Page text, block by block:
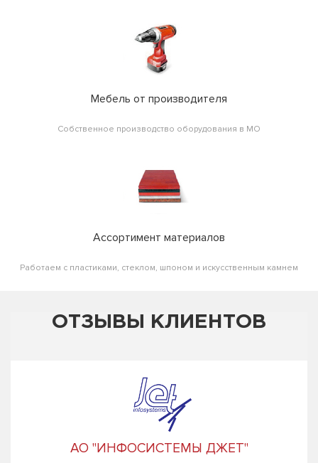
Мебель от производителя
Собственное производство оборудования в МО
Ассортимент материалов
Работаем с пластиками, стеклом, шпоном и искусственным камнем
ОТЗЫВЫ КЛИЕНТОВ
АО "ИНФОСИСТЕМЫ ДЖЕТ"